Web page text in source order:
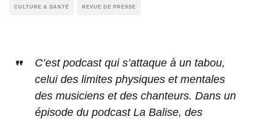
CULTURE & SANTÉ REVUE DE PRESSE
C’est podcast qui s’attaque à un tabou,
celui des limites physiques et mentales
des musiciens et des chanteurs. Dans un
épisode du podcast La Balise, des